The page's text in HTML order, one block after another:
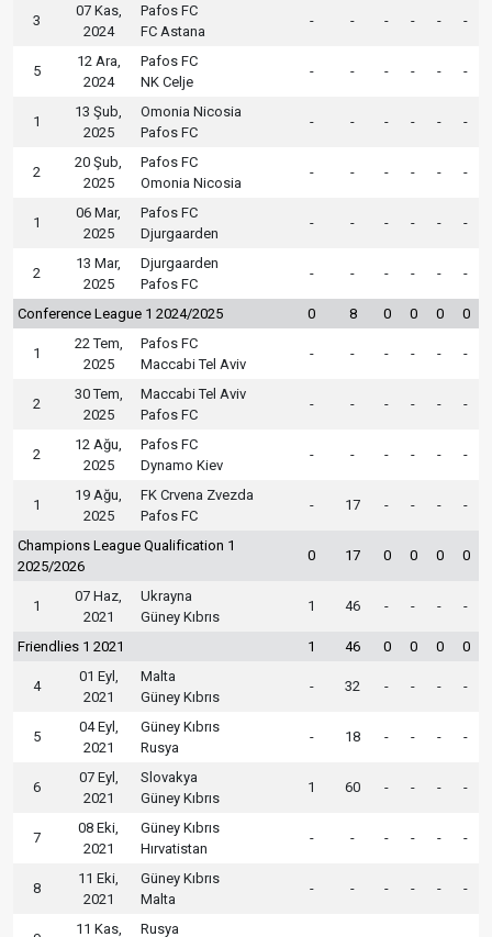
3
07 Kas,
2024
Pafos FC
FC Astana
- - - - - -
5
12 Ara,
2024
Pafos FC
NK Celje
- - - - - -
1
13 Şub,
2025
Omonia Nicosia
Pafos FC
- - - - - -
2
20 Şub,
2025
Pafos FC
Omonia Nicosia
- - - - - -
1
06 Mar,
2025
Pafos FC
Djurgaarden
- - - - - -
2
13 Mar,
2025
Djurgaarden
Pafos FC
- - - - - -
Conference League 1 2024/2025 0 8 0 0 0 0
1
22 Tem,
2025
Pafos FC
Maccabi Tel Aviv
- - - - - -
2
30 Tem,
2025
Maccabi Tel Aviv
Pafos FC
- - - - - -
2
12 Ağu,
2025
Pafos FC
Dynamo Kiev
- - - - - -
1
19 Ağu,
2025
FK Crvena Zvezda
Pafos FC
- 17 - - - -
Champions League Qualification 1
2025/2026
0 17 0 0 0 0
1
07 Haz,
2021
Ukrayna
Güney Kıbrıs
1 46 - - - -
Friendlies 1 2021 1 46 0 0 0 0
4
01 Eyl,
2021
Malta
Güney Kıbrıs
- 32 - - - -
5
04 Eyl,
2021
Güney Kıbrıs
Rusya
- 18 - - - -
6
07 Eyl,
2021
Slovakya
Güney Kıbrıs
1 60 - - - -
7
08 Eki,
2021
Güney Kıbrıs
Hırvatistan
- - - - - -
8
11 Eki,
2021
Güney Kıbrıs
Malta
- - - - - -
11 Kas, Rusya